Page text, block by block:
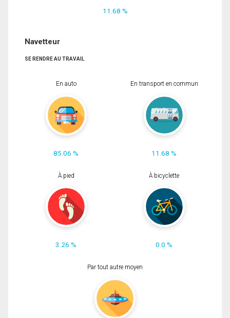
11.68 %
Navetteur
SE RENDRE AU TRAVAIL
En auto
85.06 %
En transport en commun
11.68 %
À pied
3.26 %
À bicyclette
0.0 %
Par tout autre moyen